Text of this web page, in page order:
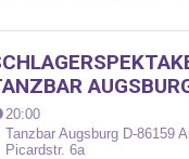
20:00
Tanzbar Augsburg D-86159
Picardstr. 6a